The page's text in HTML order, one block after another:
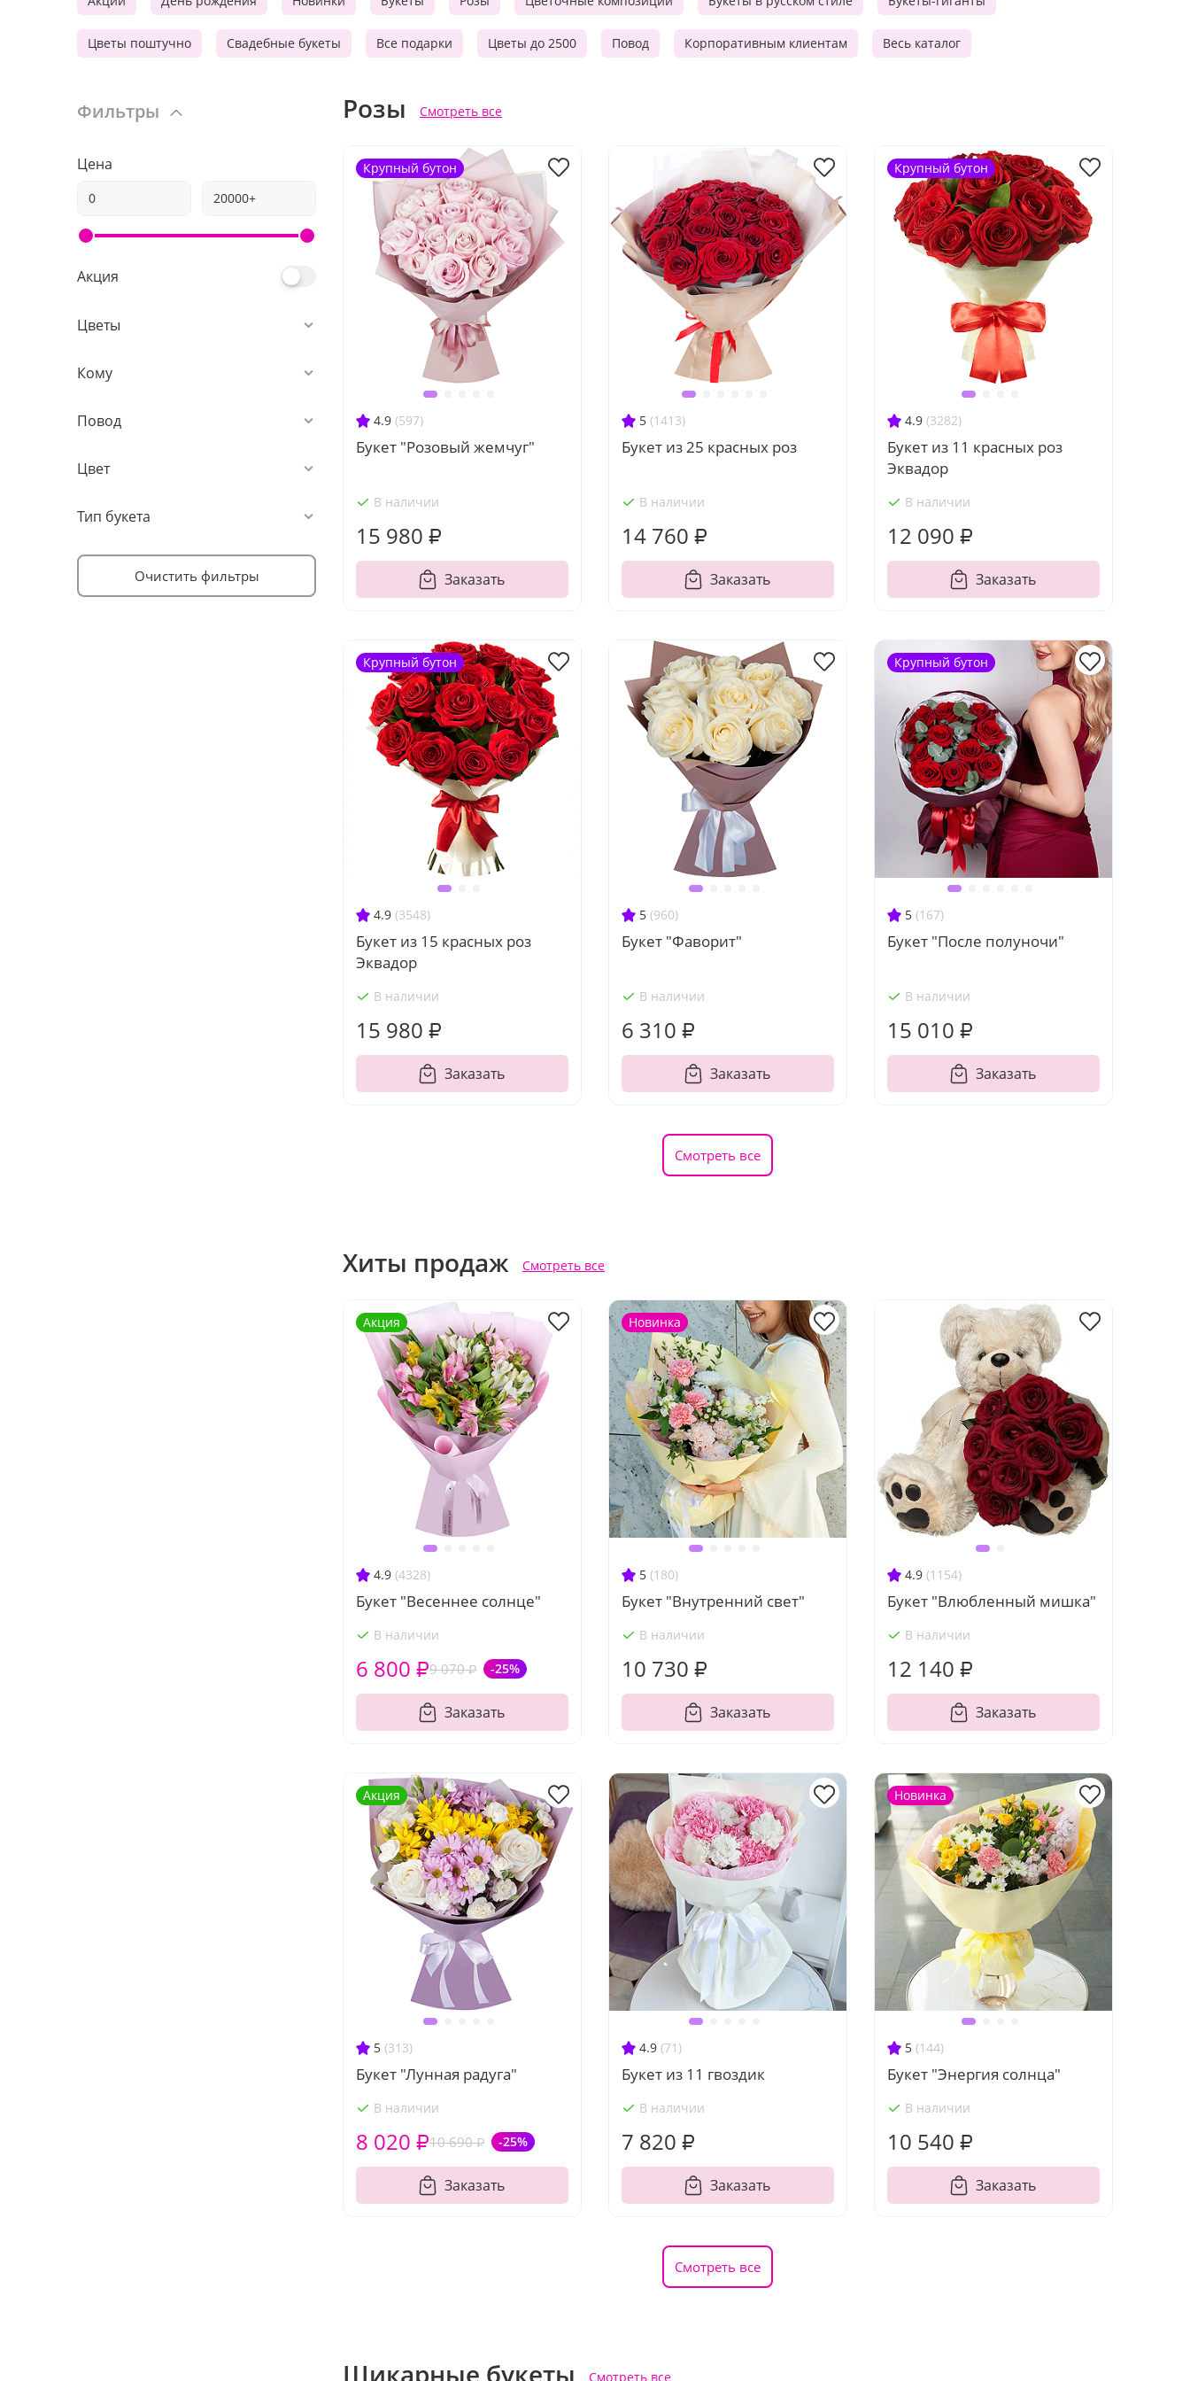
Цветы поштучно Свадебные букеты Все подарки Цветы до 2500 Повод Корпоративным клиентам Весь каталог
Фильтры
Цена
Акция
Цветы
Кому
Повод
Цвет
Тип букета
Очистить фильтры
Розы Смотреть все
4.9 (597)
Букет "Розовый жемчуг"
В наличии
15 980 ₽
Заказать
Крупный бутон
5 (1413)
Букет из 25 красных роз
В наличии
14 760 ₽
Заказать
4.9 (3282)
Букет из 11 красных роз
Эквадор
В наличии
12 090 ₽
Заказать
Крупный бутон
4.9 (3548)
Букет из 15 красных роз
Эквадор
В наличии
15 980 ₽
Заказать
Крупный бутон
5 (960)
Букет "Фаворит"
В наличии
6 310 ₽
Заказать
5 (167)
Букет "После полуночи"
В наличии
15 010 ₽
Заказать
Крупный бутон
Смотреть все
Хиты продаж Смотреть все
4.9 (4328)
Букет "Весеннее солнце"
В наличии
9 070 ₽ -25%
6 800 ₽
Заказать
Акция
5 (180)
Букет "Внутренний свет"
В наличии
10 730 ₽
Заказать
Новинка
4.9 (1154)
Букет "Влюбленный мишка"
В наличии
12 140 ₽
Заказать
5 (313)
Букет "Лунная радуга"
В наличии
10 690 ₽ -25%
8 020 ₽
Заказать
Акция
4.9 (71)
Букет из 11 гвоздик
В наличии
7 820 ₽
Заказать
5 (144)
Букет "Энергия солнца"
В наличии
10 540 ₽
Заказать
Новинка
Смотреть все
Шикарные букеты Смотреть все